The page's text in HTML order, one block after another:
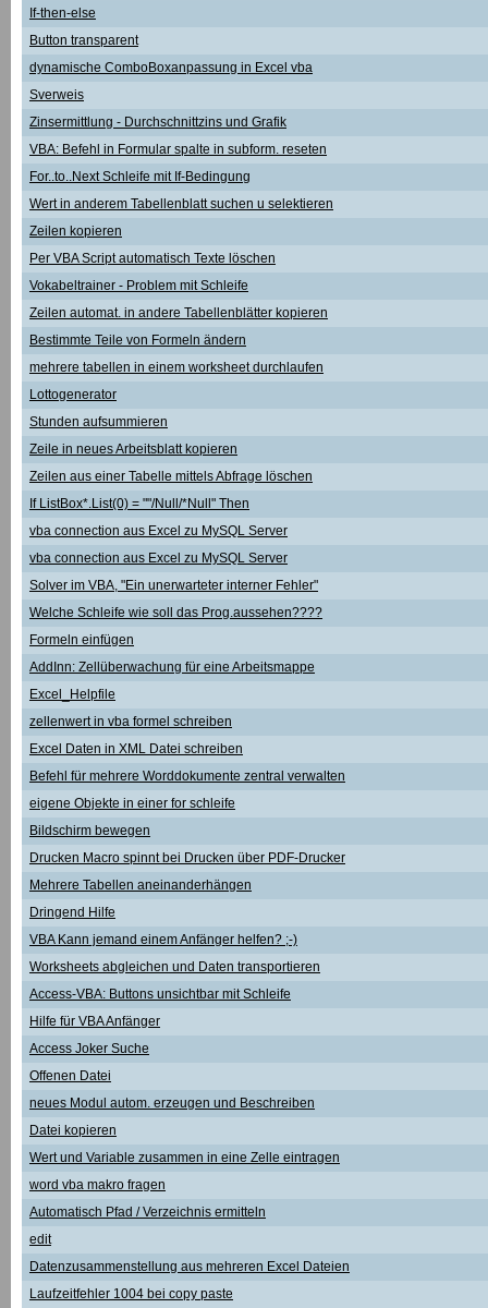
If-then-else
Button transparent
dynamische ComboBoxanpassung in Excel vba
Sverweis
Zinsermittlung - Durchschnittzins und Grafik
VBA: Befehl in Formular spalte in subform. reseten
For..to..Next Schleife mit If-Bedingung
Wert in anderem Tabellenblatt suchen u selektieren
Zeilen kopieren
Per VBA Script automatisch Texte löschen
Vokabeltrainer - Problem mit Schleife
Zeilen automat. in andere Tabellenblätter kopieren
Bestimmte Teile von Formeln ändern
mehrere tabellen in einem worksheet durchlaufen
Lottogenerator
Stunden aufsummieren
Zeile in neues Arbeitsblatt kopieren
Zeilen aus einer Tabelle mittels Abfrage löschen
If ListBox*.List(0) = ""/Null/*Null" Then
vba connection aus Excel zu MySQL Server
vba connection aus Excel zu MySQL Server
Solver im VBA, "Ein unerwarteter interner Fehler"
Welche Schleife wie soll das Prog.aussehen????
Formeln einfügen
AddInn: Zellüberwachung für eine Arbeitsmappe
Excel_Helpfile
zellenwert in vba formel schreiben
Excel Daten in XML Datei schreiben
Befehl für mehrere Worddokumente zentral verwalten
eigene Objekte in einer for schleife
Bildschirm bewegen
Drucken Macro spinnt bei Drucken über PDF-Drucker
Mehrere Tabellen aneinanderhängen
Dringend Hilfe
VBA Kann jemand einem Anfänger helfen? ;-)
Worksheets abgleichen und Daten transportieren
Access-VBA: Buttons unsichtbar mit Schleife
Hilfe für VBA Anfänger
Access Joker Suche
Offenen Datei
neues Modul autom. erzeugen und Beschreiben
Datei kopieren
Wert und Variable zusammen in eine Zelle eintragen
word vba makro fragen
Automatisch Pfad / Verzeichnis ermitteln
edit
Datenzusammenstellung aus mehreren Excel Dateien
Laufzeitfehler 1004 bei copy paste